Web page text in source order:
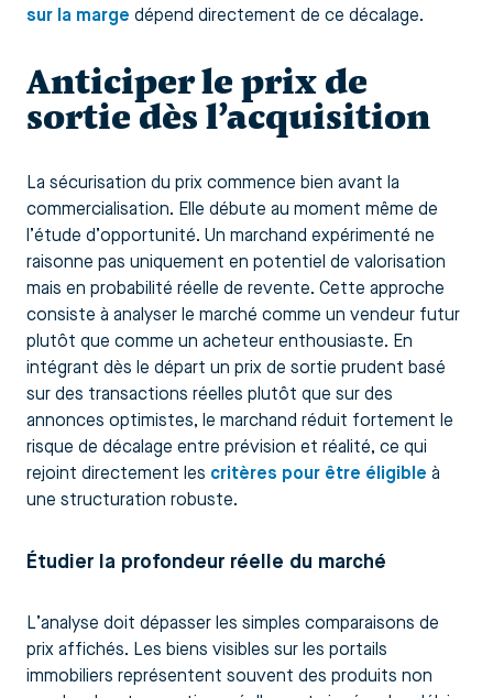
sur la marge dépend directement de ce décalage.
Anticiper le prix de
sortie dès l’acquisition
La sécurisation du prix commence bien avant la
commercialisation. Elle débute au moment même de
l’étude d’opportunité. Un marchand expérimenté ne
raisonne pas uniquement en potentiel de valorisation
mais en probabilité réelle de revente. Cette approche
consiste à analyser le marché comme un vendeur futur
plutôt que comme un acheteur enthousiaste. En
intégrant dès le départ un prix de sortie prudent basé
sur des transactions réelles plutôt que sur des
annonces optimistes, le marchand réduit fortement le
risque de décalage entre prévision et réalité, ce qui
rejoint directement les critères pour être éligible à
une structuration robuste.
Étudier la profondeur réelle du marché
L’analyse doit dépasser les simples comparaisons de
prix affichés. Les biens visibles sur les portails
immobiliers représentent souvent des produits non